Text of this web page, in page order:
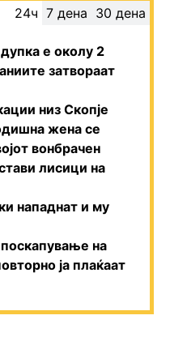
24ч 7 дена 30 дена
е околу 2
затвораат
низ Скопје
жена се
вонбрачен
лисици на
нападнат и му
на
ја плаќаат